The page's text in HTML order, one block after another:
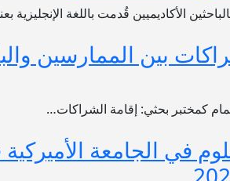
الأكاديميين قُدمت باللغة الإنجليزية
بين الممارسين
تمام كمختبر بحثي: إقامة الشراكات…
في الجامعة